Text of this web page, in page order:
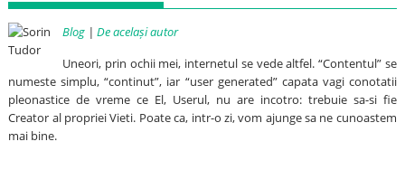
Blog |De același autor
Uneori, prin ochii mei, internetul se vede altfel. “Contentul” se
numeste simplu, “continut”, iar “user generated” capata vagi conotatii
pleonastice de vreme ce El, Userul, nu are incotro: trebuie sa-si fie
Creator al propriei Vieti. Poate ca, intr-o zi, vom ajunge sa ne cunoastem
mai bine.